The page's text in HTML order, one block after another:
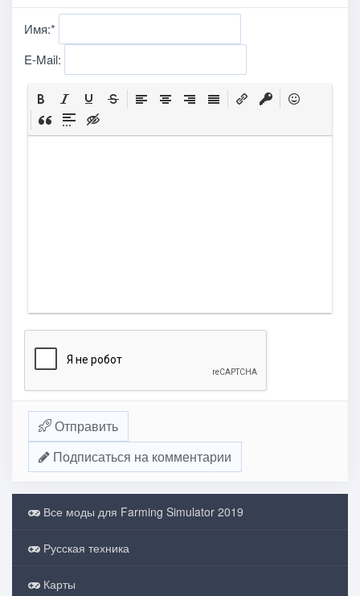
Имя:*
E-Mail:
Отправить
Подписаться на комментарии
Все моды для Farming Simulator 2019
Русская техника
Карты